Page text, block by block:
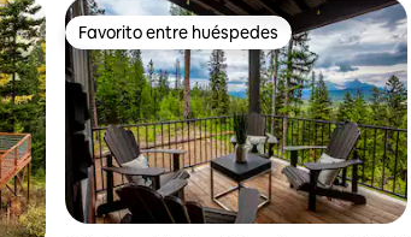
Favorito entre huéspedes
Favorito entre huéspedes